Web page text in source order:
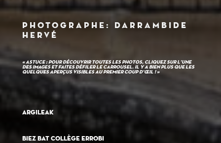
Photographe: DARRAMBIDE
Hervé
« Astuce : Pour découvrir toutes les photos, cliquez sur l’une
des images et faites défiler le carrousel. Il y a bien plus que les
quelques aperçus visibles au premier coup d’œil ! »
Argileak
Biez bat collège errobi